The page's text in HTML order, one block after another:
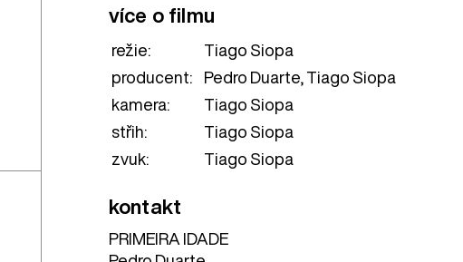
více o filmu
režie:
Tiago Siopa
producent:
Pedro Duarte, Tiago Siopa
kamera:
Tiago Siopa
střih:
Tiago Siopa
zvuk:
Tiago Siopa
kontakt
PRIMEIRA IDADE